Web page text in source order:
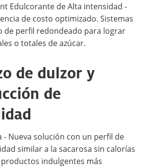
Edulcorante de Alta intensidad -
de costo optimizado. Sistemas
de perfil redondeado para lograr
o totales de azúcar.
de dulzor y
de
- Nueva solución con un perfil de
similar a la sacarosa sin calorías
indulgentes más